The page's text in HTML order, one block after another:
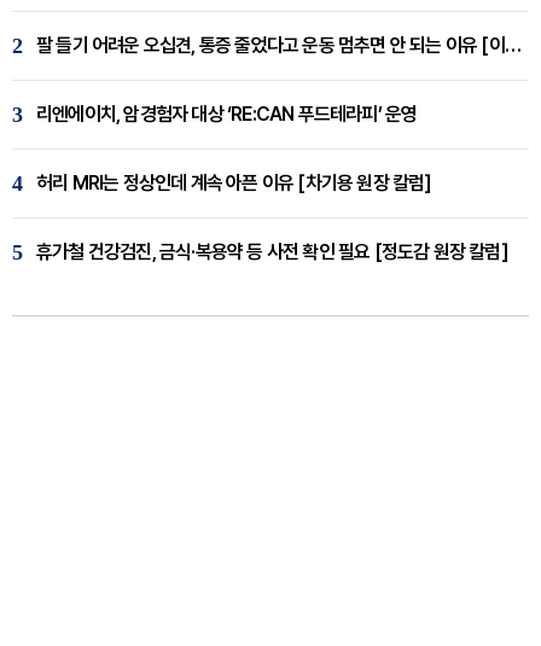
2 팔 들기 어려운 오십견, 통증 줄었다고 운동 멈추면 안 되는 이유 [이병욱 원장 칼럼]
3 리엔에이치, 암경험자 대상 ‘RE:CAN 푸드테라피’ 운영
4 허리 MRI는 정상인데 계속 아픈 이유 [차기용 원장 칼럼]
5 휴가철 건강검진, 금식·복용약 등 사전 확인 필요 [정도감 원장 칼럼]